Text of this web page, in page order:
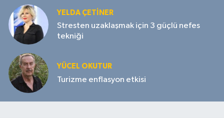
YELDA ÇETİNER
Stresten uzaklaşmak için 3 güçlü nefes
tekniği
YÜCEL OKUTUR
Turizme enflasyon etkisi